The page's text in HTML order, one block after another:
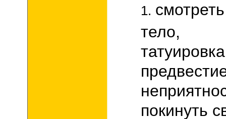
тело,
покинуть